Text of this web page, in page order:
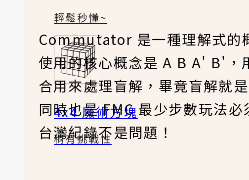
輕鬆秒懂~
4x4 魔術方塊
稍有挑戰性
Commutator 是一種理解式的
使用的核心概念是 A B A' B'，
合用來處理盲解，畢竟盲解就
同時也是 FMC 最少步數玩法
台灣紀錄不是問題！